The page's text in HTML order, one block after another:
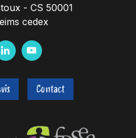
- CS 50001
cedex
L
n
k
Y
u
t
b
Contact